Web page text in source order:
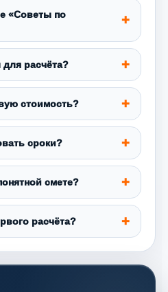
«Советы по
расчёта?
стоимость?
сроки?
смете?
расчёта?